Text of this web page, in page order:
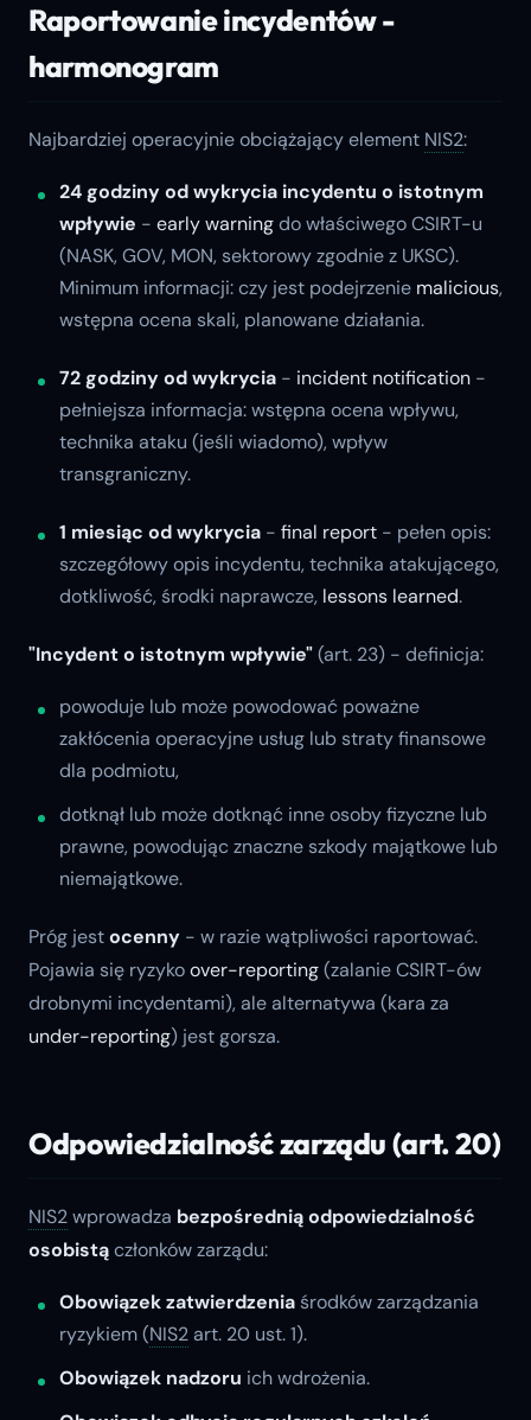
Raportowanie incydentów -
harmonogram
Najbardziej operacyjnie obciążający element NIS2:
24 godziny od wykrycia incydentu o istotnym
wpływie - early warningdo właściwego CSIRT-u
(NASK, GOV, MON, sektorowy zgodnie z UKSC).
Minimum informacji: czy jest podejrzenie malicious,
wstępna ocena skali, planowane działania.
72 godziny od wykrycia - incident notification -
pełniejsza informacja: wstępna ocena wpływu,
technika ataku (jeśli wiadomo), wpływ
transgraniczny.
1 miesiąc od wykrycia - final report - pełen opis:
szczegółowy opis incydentu, technika atakującego,
dotkliwość, środki naprawcze, lessons learned.
"Incydent o istotnym wpływie"(art. 23) - definicja:
powoduje lub może powodować poważne
zakłócenia operacyjne usług lub straty finansowe
dla podmiotu,
dotknął lub może dotknąć inne osoby fizyczne lub
prawne, powodując znaczne szkody majątkowe lub
niemajątkowe.
Próg jestocenny - w razie wątpliwości raportować.
Pojawia się ryzykoover-reporting(zalanie CSIRT-ów
drobnymi incydentami), ale alternatywa (kara za
under-reporting) jest gorsza.
Odpowiedzialność zarządu (art. 20)
NIS2wprowadza bezpośrednią odpowiedzialność
osobistączłonków zarządu:
Obowiązek zatwierdzenia środków zarządzania
ryzykiem (NIS2art. 20 ust. 1).
Obowiązek nadzoru ich wdrożenia.